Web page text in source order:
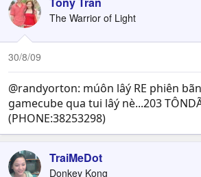
The Warrior of Light
30/8/09
@randyorton: múôn lâý RE phiên
gamecube qua tui lâý nè...203
(PHONE:38253298)
TraiMeDot
Donkey Kong